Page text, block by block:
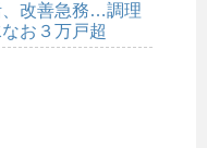
、改善急務…調理
お３万戸超